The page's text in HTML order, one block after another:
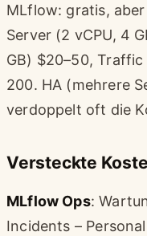
MLflow: gratis,
Server (2 vCPU, 4
GB) $20–50, Traffic
200. HA (mehrere
verdoppelt oft die
Versteckte
MLflow Ops:
Incidents –